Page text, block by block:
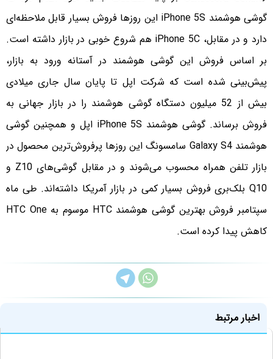
گوشی هوشمند iPhone 5S این روزها فروش بسیار قابل ملاحظه‌ای
دارد و در مقابل، iPhone 5C هم شروع خوبی در بازار داشته است.
بر اساس فروش این گوشی هوشمند در آستانه ورود به بازار،
پیش‌بینی شده است که شرکت اپل تا پایان سال جاری میلادی
بیش از 52 میلیون دستگاه گوشی هوشمند را در بازار جهانی به
فروش برساند. گوشی هوشمند iPhone 5S اپل و همچنین گوشی
هوشمند Galaxy S4 سامسونگ این روزها پرفروش‌ترین محصول در
بازار تلفن همراه محسوب می‌شوند و در مقابل گوشی‌های Z10 و
Q10 بلک‌بری فروش بسیار کمی در بازار آمریکا داشته‌اند. طی ماه
سپتامبر فروش بهترین گوشی هوشمند HTC موسوم به HTC One
کاهش پیدا کرده است.
اخبار مرتبط